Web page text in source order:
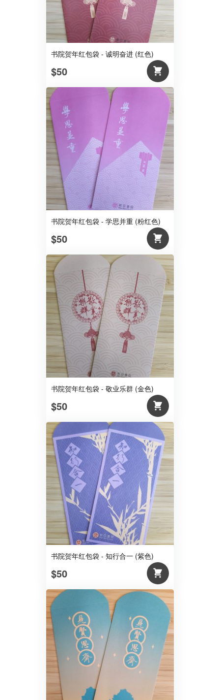
书院贺年红包袋 - 诚明奋进 (红色)
$50
书院贺年红包袋 - 学思并重 (粉红色)
$50
书院贺年红包袋 - 敬业乐群 (金色)
$50
书院贺年红包袋 - 知行合一 (紫色)
$50